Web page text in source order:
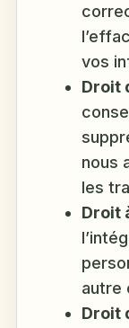
vos
Droit
nous
les
Droit
autre
Droit